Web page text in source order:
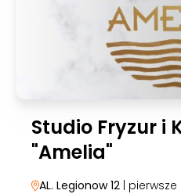
Studio Fryzur i
"Amelia"
AL. Legionow 12 |